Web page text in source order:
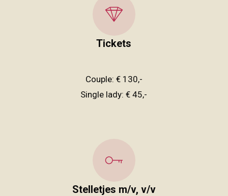
Tickets
Couple: € 130,-
Single lady: € 45,-
Stelletjes m/v, v/v